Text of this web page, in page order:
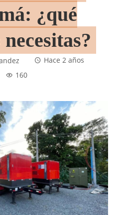
¿qué
Hace 2 años
160